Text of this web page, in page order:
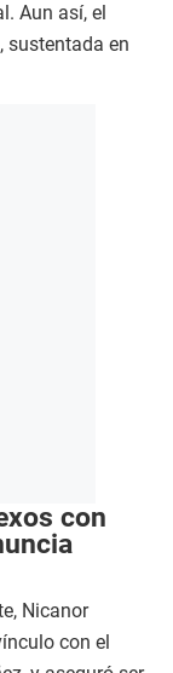
Aun así, el
sustentada en
con
Nicanor
con el